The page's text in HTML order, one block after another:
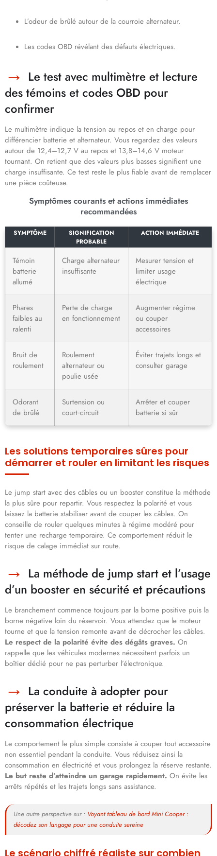
L’odeur de brûlé autour de la courroie alternateur.
Les codes OBD révélant des défauts électriques.
Le test avec multimètre et lecture
des témoins et codes OBD pour
confirmer
Le multimètre indique la tension au repos et en charge pour
différencier batterie et alternateur. Vous regardez des valeurs
autour de 12,4–12,7 V au repos et 13,8–14,6 V moteur
tournant. On retient que des valeurs plus basses signifient une
charge insuffisante. Ce test reste le plus fiable avant de remplacer
une pièce coûteuse.
Symptômes courants et actions immédiates
recommandées
SYMPTÔME
SIGNIFICATION
PROBABLE
ACTION IMMÉDIATE
Témoin
batterie
allumé
Charge alternateur
insuffisante
Mesurer tension et
limiter usage
électrique
Phares
faibles au
ralenti
Perte de charge
en fonctionnement
Augmenter régime
ou couper
accessoires
Bruit de
roulement
Roulement
alternateur ou
poulie usée
Éviter trajets longs et
consulter garage
Odorant
de brûlé
Surtension ou
court‑circuit
Arrêter et couper
batterie si sûr
Les solutions temporaires sûres pour
démarrer et rouler en limitant les risques
Le jump start avec des câbles ou un booster constitue la méthode
la plus sûre pour repartir. Vous respectez la polarité et vous
laissez la batterie stabiliser avant de couper les câbles. On
conseille de rouler quelques minutes à régime modéré pour
tenter une recharge temporaire. Ce comportement réduit le
risque de calage immédiat sur route.
La méthode de jump start et l’usage
d’un booster en sécurité et précautions
Le branchement commence toujours par la borne positive puis la
borne négative loin du réservoir. Vous attendez que le moteur
tourne et que la tension remonte avant de décrocher les câbles.
Le respect de la polarité évite des dégâts graves. On
rappelle que les véhicules modernes nécessitent parfois un
boîtier dédié pour ne pas perturber l’électronique.
La conduite à adopter pour
préserver la batterie et réduire la
consommation électrique
Le comportement le plus simple consiste à couper tout accessoire
non essentiel pendant la conduite. Vous réduisez ainsi la
consommation en électricité et vous prolongez la réserve restante.
Le but reste d’atteindre un garage rapidement. On évite les
arrêts répétés et les trajets longs sans assistance.
Une autre perspective sur : Voyant tableau de bord Mini Cooper :
décodez son langage pour une conduite sereine
Le scénario chiffré réaliste sur combien